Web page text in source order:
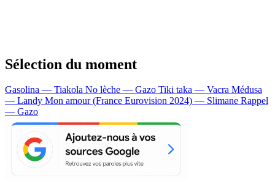
Sélection du moment
Gasolina — Tiakola No lèche — Gazo Tiki taka — Vacra Médusa
— Landy Mon amour (France Eurovision 2024) — Slimane Rappel
— Gazo